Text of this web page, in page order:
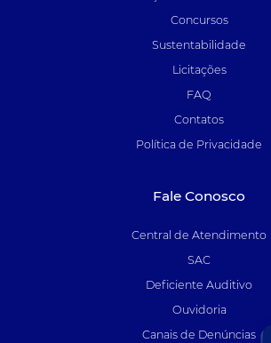
Concursos
Sustentabilidade
Licitações
FAQ
Contatos
Política de Privacidade
Fale Conosco
Central de Atendimento
SAC
Deficiente Auditivo
Ouvidoria
Canais de Denúncias